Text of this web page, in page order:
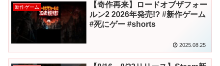
新作ゲーム
【奇作再来】ロードオブザフォー
ルン2 2026年発売!? #新作ゲーム
#死にゲー #shorts
2025.08.25